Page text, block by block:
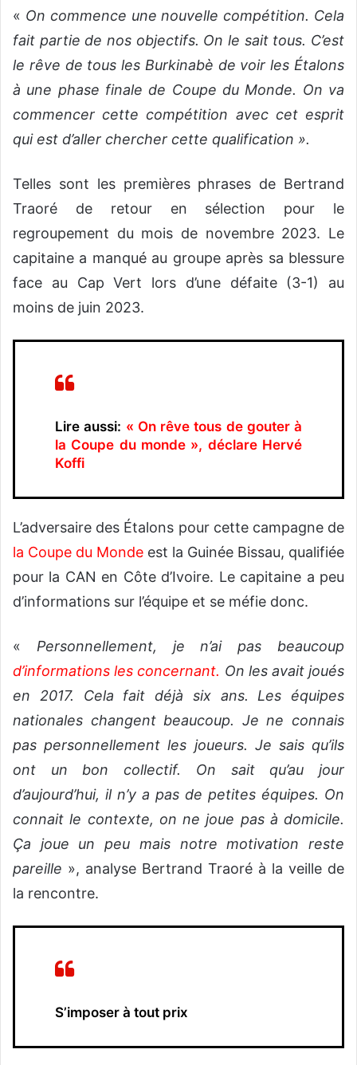
« On commence une nouvelle compétition. Cela
fait partie de nos objectifs. On le sait tous. C’est
le rêve de tous les Burkinabè de voir les Étalons
à une phase finale de Coupe du Monde. On va
commencer cette compétition avec cet esprit
qui est d’aller chercher cette qualification ».
Telles sont les premières phrases de Bertrand
Traoré de retour en sélection pour le
regroupement du mois de novembre 2023. Le
capitaine a manqué au groupe après sa blessure
face au Cap Vert lors d’une défaite (3-1) au
moins de juin 2023.
Lire aussi: « On rêve tous de gouter à
la Coupe du monde », déclare Hervé
Koffi
L’adversaire des Étalons pour cette campagne de
la Coupe du Monde est la Guinée Bissau, qualifiée
pour la CAN en Côte d’Ivoire. Le capitaine a peu
d’informations sur l’équipe et se méfie donc.
« Personnellement, je n’ai pas beaucoup
d’informations les concernant. On les avait joués
en 2017. Cela fait déjà six ans. Les équipes
nationales changent beaucoup. Je ne connais
pas personnellement les joueurs. Je sais qu’ils
ont un bon collectif. On sait qu’au jour
d’aujourd’hui, il n’y a pas de petites équipes. On
connait le contexte, on ne joue pas à domicile.
Ça joue un peu mais notre motivation reste
pareille », analyse Bertrand Traoré à la veille de
la rencontre.
S’imposer à tout prix